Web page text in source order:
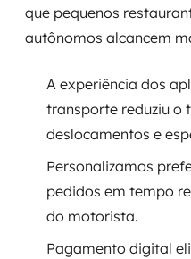
que pequenos
autônomos alcancem
A experiência dos
transporte reduziu o
deslocamentos e
Personalizamos
pedidos em tempo
do motorista.
Pagamento digital